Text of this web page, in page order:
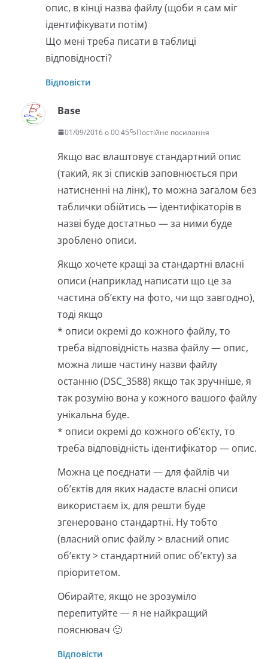
опис, в кінці назва файлу (щоби я сам міг
ідентифікувати потім)
Що мені треба писати в таблиці
відповідності?
Відповісти
Base
01/09/2016 о 00:45 Постійне посилання
Якщо вас влаштовує стандартний опис
(такий, як зі списків заповнюється при
натисненні на лінк), то можна загалом без
таблички обійтись — ідентифікаторів в
назві буде достатньо — за ними буде
зроблено описи.
Якщо хочете кращі за стандартні власні
описи (наприклад написати що це за
частина об’єкту на фото, чи що завгодно),
тоді якщо
* описи окремі до кожного файлу, то
треба відповідність назва файлу — опис,
можна лише частину назви файлу
останню (DSC_3588) якщо так зручніше, я
так розумію вона у кожного вашого файлу
унікальна буде.
* описи окремі до кожного об’єкту, то
треба відповідність ідентифікатор — опис.
Можна це поєднати — для файлів чи
об’єктів для яких надасте власні описи
використаєм їх, для решти буде
згенеровано стандартні. Ну тобто
(власний опис файлу > власний опис
об’єкту > стандартний опис об’єкту) за
пріоритетом.
Обирайте, якщо не зрозуміло
перепитуйте — я не найкращий
пояснювач 🙂
Відповісти